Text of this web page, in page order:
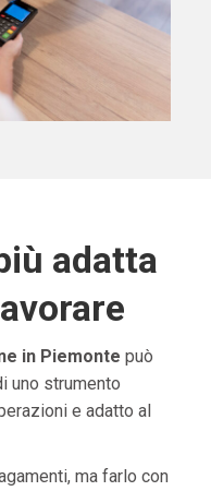
adatta
in Piemonte può
uno strumento
e adatto al
ma farlo con